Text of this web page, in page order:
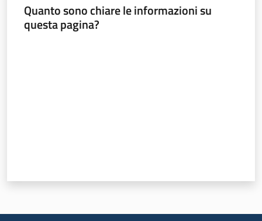
Quanto sono chiare le informazioni su
questa pagina?